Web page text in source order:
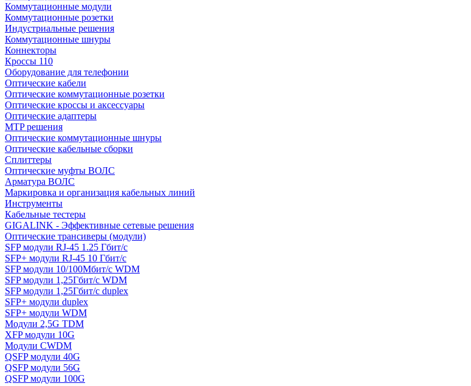
Коммутационные модули
Коммутационные розетки
Индустриальные решения
Коммутационные шнуры
Коннекторы
Кроссы 110
Оборудование для телефонии
Оптические кабели
Оптические коммутационные розетки
Оптические кроссы и аксессуары
Оптические адаптеры
MTP решения
Оптические коммутационные шнуры
Оптические кабельные сборки
Сплиттеры
Оптические муфты ВОЛС
Арматура ВОЛС
Маркировка и организация кабельных линий
Инструменты
Кабельные тестеры
GIGALINK - Эффективные сетевые решения
Оптические трансиверы (модули)
SFP модули RJ-45 1.25 Гбит/c
SFP+ модули RJ-45 10 Гбит/c
SFP модули 10/100Мбит/с WDM
SFP модули 1,25Гбит/с WDM
SFP модули 1,25Гбит/с duplex
SFP+ модули duplex
SFP+ модули WDM
Модули 2,5G TDM
XFP модули 10G
Модули CWDM
QSFP модули 40G
QSFP модули 56G
QSFP модули 100G